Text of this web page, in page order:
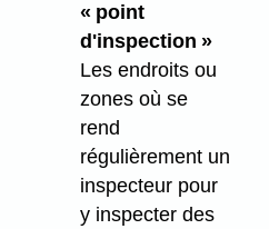
« point
d'inspection »
Les endroits ou
zones où se
rend
régulièrement un
inspecteur pour
y inspecter des